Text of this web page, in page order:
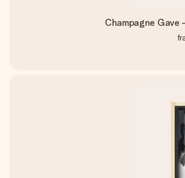
Champagne Gave